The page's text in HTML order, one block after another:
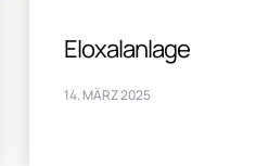
Eloxalanlage
14. MÄRZ 2025